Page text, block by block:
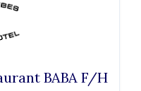
BABA F/H